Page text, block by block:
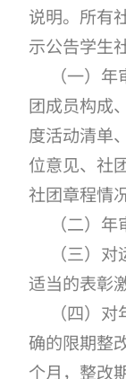
说明。所有
示公告学生
（一）年
团成员构成
度活动清单
位意见、社
社团章程情
（二）年
（三）对
适当的表彰
（四）对
确的限期整
个月，整改